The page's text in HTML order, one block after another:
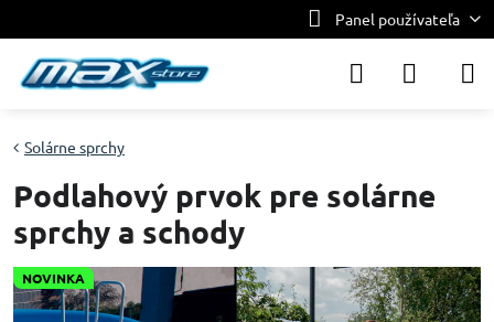
Panel používateľa
NOVINKA
Solárne sprchy
Podlahový prvok pre solárne
sprchy a schody